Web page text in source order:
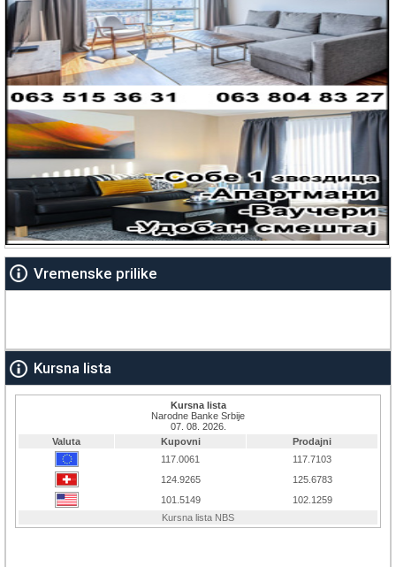
Vremenske prilike
Kursna lista